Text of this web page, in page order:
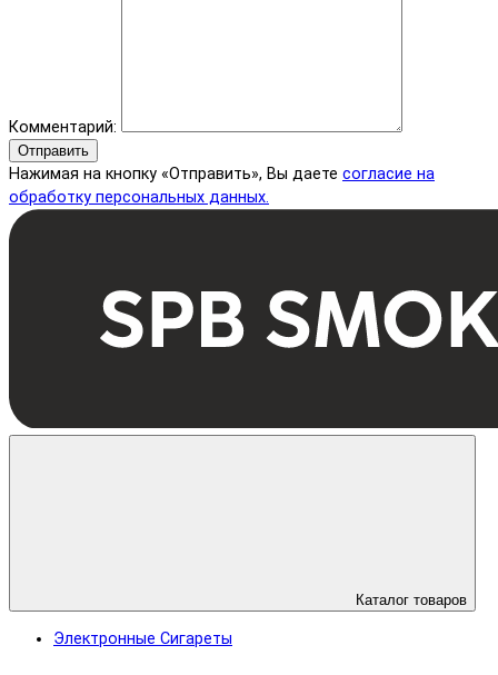
Комментарий:
Отправить
Нажимая на кнопку «Отправить», Вы даете согласие на
обработку персональных данных.
Каталог товаров
Электронные Сигареты